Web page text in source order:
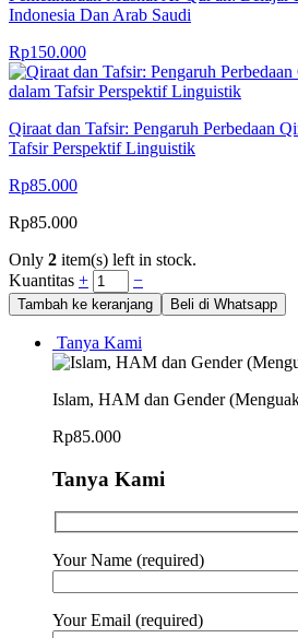
Indonesia Dan Arab Saudi
Rp150.000
Qiraat dan Tafsir: Pengaruh Perbedaan
Tafsir Perspektif Linguistik
Rp85.000
Rp85.000
Only 2 item(s) left in stock.
Kuantitas + −
Tambah ke keranjang Beli di Whatsapp
Tanya Kami
Islam, HAM dan Gender
Rp85.000
Tanya Kami
Your Name (required)
Your Email (required)